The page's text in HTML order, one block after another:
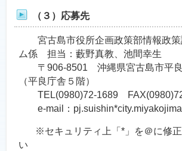
（３）応募先
宮古島市役所企画政策部情報政
ム係 担当：藪野真教、池間幸生
〒906-8501 沖縄県宮古島市平良
（平良庁舎５階）
TEL(0980)72-1689
e-mail：
※セキュリティ上「*」を＠に修正
い